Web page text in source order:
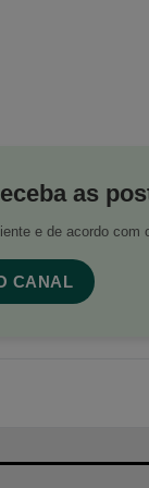
as
e de acordo com
CANAL